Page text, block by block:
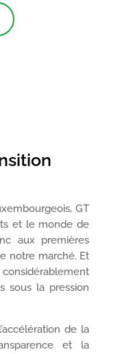
GT
et le monde de
aux premières
notre marché. Et
sous la pression
de la
et la